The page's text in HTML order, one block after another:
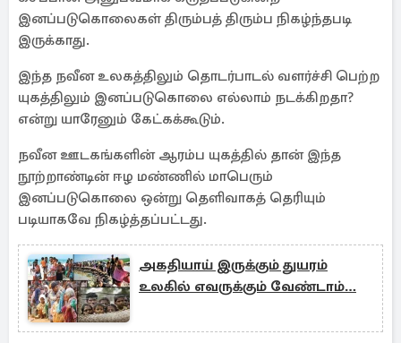
இனப்படுகொலைகள் திரும்பத் திரும்ப நிகழ்ந்தபடி
இருக்காது.
இந்த நவீன உலகத்திலும் தொடர்பாடல் வளர்ச்சி பெற்ற
யுகத்திலும் இனப்படுகொலை எல்லாம் நடக்கிறதா?
என்று யாரேனும் கேட்கக்கூடும்.
நவீன ஊடகங்களின் ஆரம்ப யுகத்தில் தான் இந்த
நூற்றாண்டின் ஈழ மண்ணில் மாபெரும்
இனப்படுகொலை ஒன்று தெளிவாகத் தெரியும்
படியாகவே நிகழ்த்தப்பட்டது.
அகதியாய் இருக்கும் துயரம்
உலகில் எவருக்கும் வேண்டாம்…